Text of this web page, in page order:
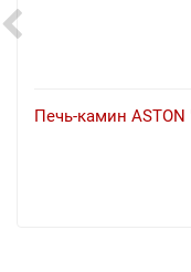
Печь-камин